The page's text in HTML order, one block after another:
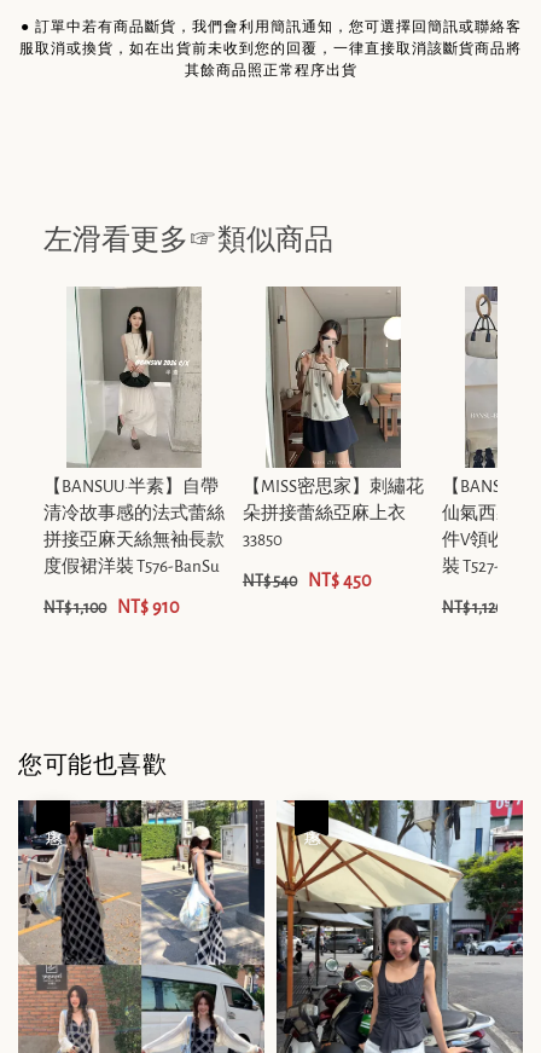
● 訂單中若有商品斷貨，我們會利用簡訊通知，您可選擇回簡訊或聯絡客
服取消或換貨，如在出貨前未收到您的回覆，一律直接取消該斷貨商品將
其餘商品照正常程序出貨
左滑看更多☞類似商品
【BANSUU·半素】自帶
清冷故事感的法式蕾絲
拼接亞麻天絲無袖長款
度假裙洋裝 T576-BanSu
NT$ 1,100 NT$ 910
【MISS密思家】刺繡花
朵拼接蕾絲亞麻上衣
33850
NT$ 540 NT$ 450
【
仙氣西裝背
件V領收腰
裝 T527-
NT$ 1,120
您可能也喜歡